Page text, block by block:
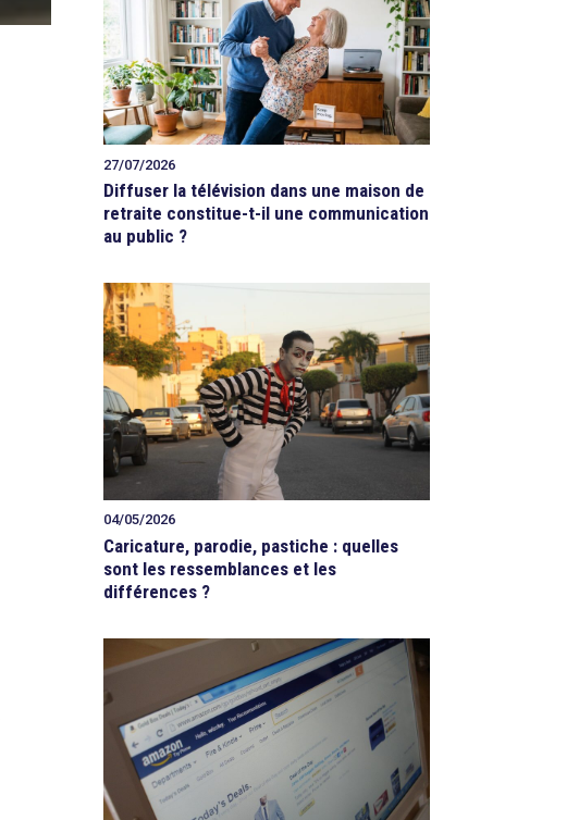
27/07/2026
Diffuser la télévision dans une maison de
retraite constitue-t-il une communication
au public ?
04/05/2026
Caricature, parodie, pastiche : quelles
sont les ressemblances et les
différences ?